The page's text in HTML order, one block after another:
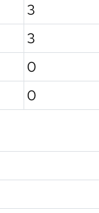
3
3
0
0